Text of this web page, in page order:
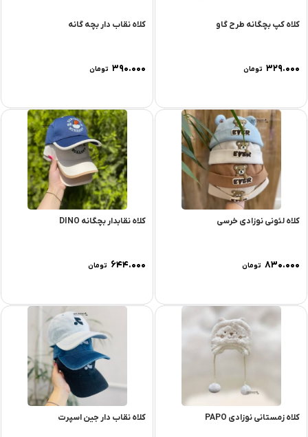
کلاه کپ بچگانه طرح گاو
۳۲۹.۰۰۰ تومان
کلاه نقاب دار بچه گانه
۳۹۰.۰۰۰ تومان
کلاه لئونی نوزادی خرسی
۸۳۰.۰۰۰ تومان
کلاه نقابدار بچگانه DINO
۶۴۴.۰۰۰ تومان
کلاه زمستانی نوزادی PAPO کلاه نقاب دار جین اسپرت